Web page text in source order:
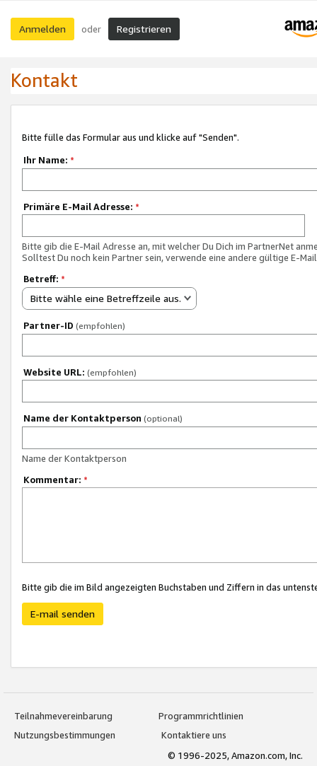
Anmelden oder Registrieren
Kontakt
Bitte fülle das Formular aus und klicke auf "Senden".
Ihr Name: *
Primäre E-Mail Adresse: *
Bitte gib die E-Mail Adresse an, mit welcher Du Dich im PartnerNet
Solltest Du noch kein Partner sein, verwende eine andere gültige E-
Betreff: *
Bitte wähle eine Betreffzeile aus.
Partner-ID (empfohlen)
Website URL: (empfohlen)
Name der Kontaktperson (optional)
Name der Kontaktperson
Kommentar: *
Bitte gib die im Bild angezeigten Buchstaben und Ziffern in das
E-mail senden
Teilnahmevereinbarung
Programmrichtlinien
Nutzungsbestimmungen
Kontaktiere uns
© 1996-2025, Amazon.com, Inc.